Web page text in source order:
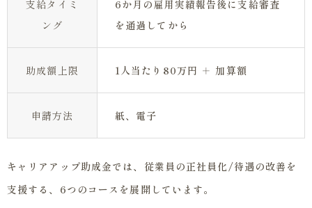
支給タイミ
ング
6か月の雇用実績報告後に支給審査
を通過してから
助成額上限 1人当たり80万円 ＋ 加算額
申請方法 紙、電子
キャリアアップ助成金では、従業員の正社員化/待遇の改善を
支援する、6つのコースを展開しています。